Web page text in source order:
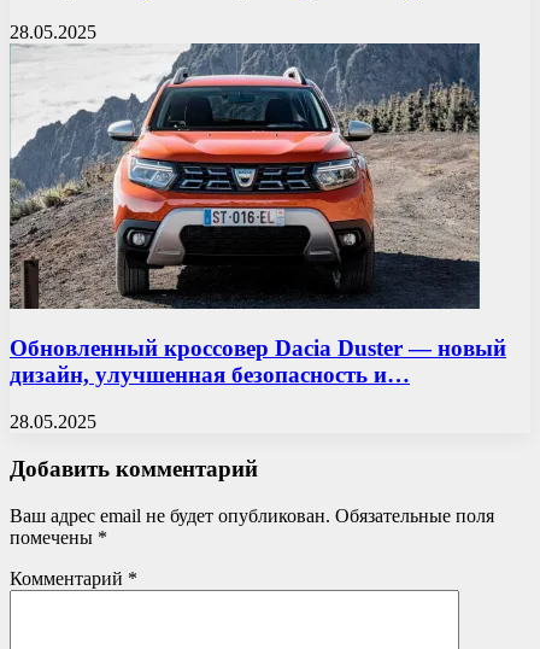
28.05.2025
Обновленный кроссовер Dacia Duster — новый
дизайн, улучшенная безопасность и…
28.05.2025
Добавить комментарий
Ваш адрес email не будет опубликован. Обязательные поля
помечены *
Комментарий *